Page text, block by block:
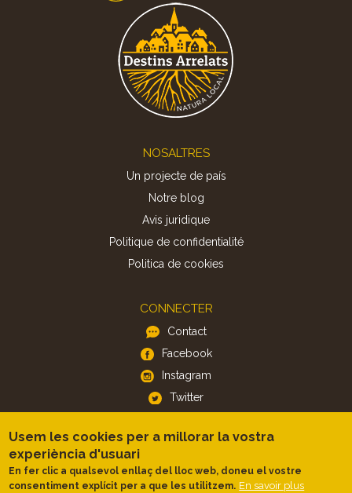
NOSALTRES
Un projecte de país
Notre blog
Avis juridique
Politique de confidentialité
Politica de cookies
CONNECTER
Contact
Facebook
Instagram
Twitter
APP
iOS
Android
Usem les cookies per a millorar la vostra
experiència d'usuari
En fer clic a qualsevol enllaç del lloc web, doneu el vostre
consentiment explícit per a que les utilitzem. En savoir plus